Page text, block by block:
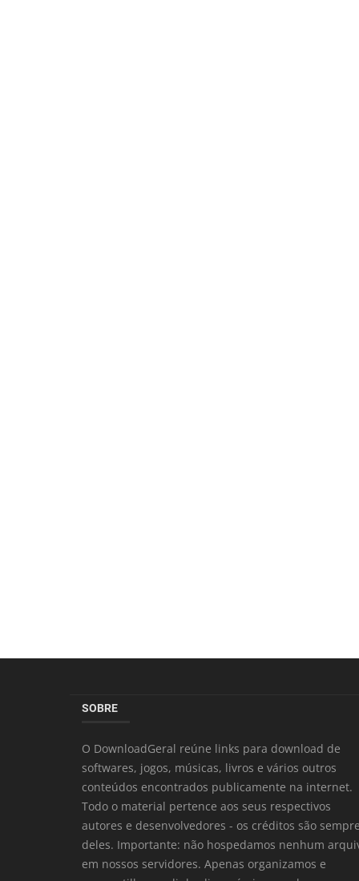
SOBRE
O DownloadGeral reúne links para download de
softwares, jogos, músicas, livros e vários outros
conteúdos encontrados publicamente na internet.
Todo o material pertence aos seus respectivos
autores e desenvolvedores - os créditos são
deles. Importante: não hospedamos nenhum
em nossos servidores. Apenas organizamos e